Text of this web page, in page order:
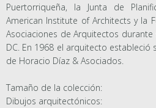
Puertorriqueña, la Junta de
American Institute of Architects y la
Asociaciones de Arquitectos
DC. En 1968 el arquitecto
de Horacio Díaz & Asociados.
Tamaño de la colección:
Dibujos arquitectónicos: